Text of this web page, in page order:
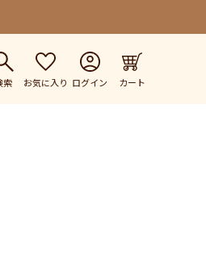
索 お気に入り ログイン カート